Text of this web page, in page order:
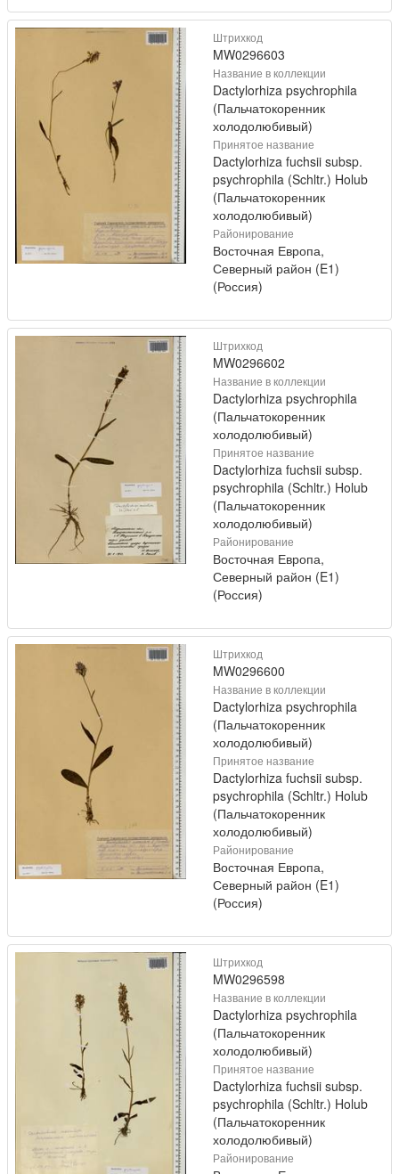
Штрихкод
MW0296603
Название в коллекции
Dactylorhiza psychrophila
(Пальчатокоренник
холодолюбивый)
Принятое название
Dactylorhiza fuchsii subsp.
psychrophila (Schltr.) Holub
(Пальчатокоренник
холодолюбивый)
Районирование
Восточная Европа,
Северный район (E1)
(Россия)
Штрихкод
MW0296602
Название в коллекции
Dactylorhiza psychrophila
(Пальчатокоренник
холодолюбивый)
Принятое название
Dactylorhiza fuchsii subsp.
psychrophila (Schltr.) Holub
(Пальчатокоренник
холодолюбивый)
Районирование
Восточная Европа,
Северный район (E1)
(Россия)
Штрихкод
MW0296600
Название в коллекции
Dactylorhiza psychrophila
(Пальчатокоренник
холодолюбивый)
Принятое название
Dactylorhiza fuchsii subsp.
psychrophila (Schltr.) Holub
(Пальчатокоренник
холодолюбивый)
Районирование
Восточная Европа,
Северный район (E1)
(Россия)
Штрихкод
MW0296598
Название в коллекции
Dactylorhiza psychrophila
(Пальчатокоренник
холодолюбивый)
Принятое название
Dactylorhiza fuchsii subsp.
psychrophila (Schltr.) Holub
(Пальчатокоренник
холодолюбивый)
Районирование